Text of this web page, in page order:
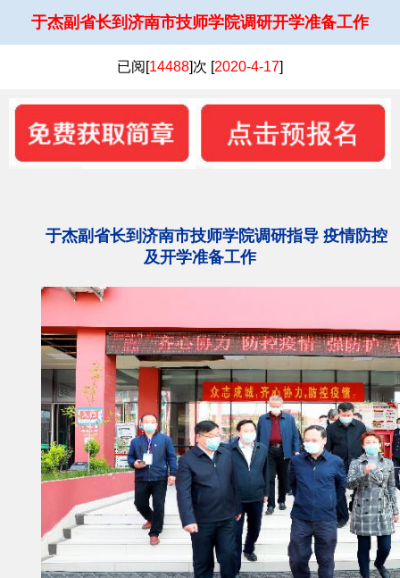
于杰副省长到济南市技师学院调研开学准备工作
已阅[14488]次 [2020-4-17]
于杰副省长到济南市技师学院调研指导 疫情防控
及开学准备工作